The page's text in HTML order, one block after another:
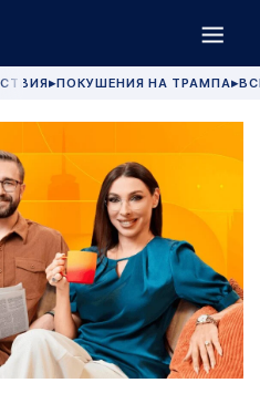
▶ПОКУШЕНИЯ НА ТРАМПА▶